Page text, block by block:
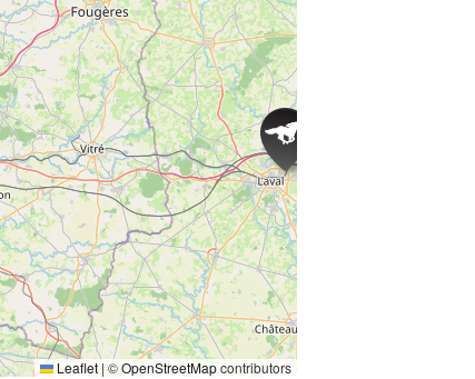
Leaflet | ©OpenStreetMapcontributors